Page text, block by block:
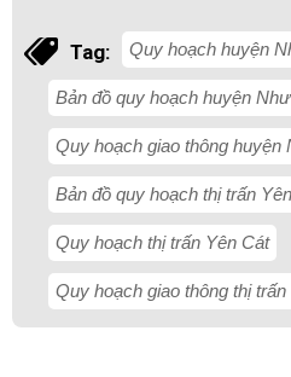
Tag: Quy hoạch huyện
Bản đồ quy hoạch huyện
Quy hoạch giao thông huyện
Bản đồ quy hoạch thị trấn
Quy hoạch thị trấn Yên Cát
Quy hoạch giao thông thị